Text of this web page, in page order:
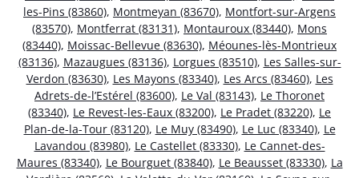
les-Pins (83860), Montmeyan (83670), Montfort-sur-Argens
(83570), Montferrat (83131), Montauroux (83440), Mons
(83440), Moissac-Bellevue (83630), Méounes-lès-Montrieux
(83136), Mazaugues (83136), Lorgues (83510), Les Salles-sur-
Verdon (83630), Les Mayons (83340), Les Arcs (83460), Les
Adrets-de-l’Estérel (83600), Le Val (83143), Le Thoronet
(83340), Le Revest-les-Eaux (83200), Le Pradet (83220), Le
Plan-de-la-Tour (83120), Le Muy (83490), Le Luc (83340), Le
Lavandou (83980), Le Castellet (83330), Le Cannet-des-
Maures (83340), Le Bourguet (83840), Le Beausset (83330), La